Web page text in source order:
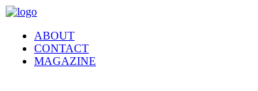
ABOUT
CONTACT
MAGAZINE